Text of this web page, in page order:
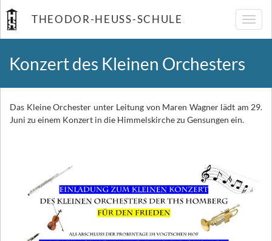
THEODOR-HEUSS-SCHULE
Konzert des Kleinen Orchesters
Das Kleine Orchester unter Leitung von Maren Wagner lädt am 29.
Juni zu einem Konzert in die Himmelskirche zu Gensungen ein.